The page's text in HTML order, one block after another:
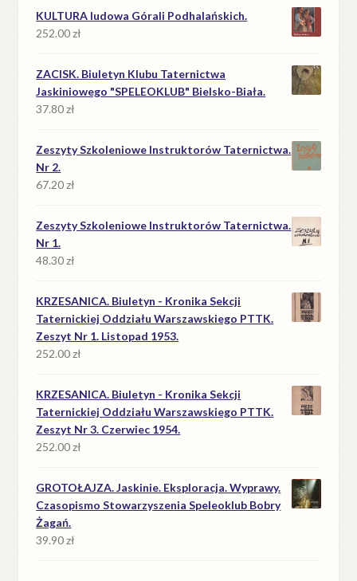
KULTURA ludowa Górali Podhalańskich.
252.00zł
ZACISK. Biuletyn Klubu Taternictwa
Jaskiniowego "SPELEOKLUB" Bielsko-Biała.
37.80zł
Zeszyty Szkoleniowe Instruktorów Taternictwa.
Nr 2.
67.20zł
Zeszyty Szkoleniowe Instruktorów Taternictwa.
Nr 1.
48.30zł
KRZESANICA. Biuletyn - Kronika Sekcji
Taternickiej Oddziału Warszawskiego PTTK.
Zeszyt Nr 1. Listopad 1953.
252.00zł
KRZESANICA. Biuletyn - Kronika Sekcji
Taternickiej Oddziału Warszawskiego PTTK.
Zeszyt Nr 3. Czerwiec 1954.
252.00zł
GROTOŁAJZA. Jaskinie. Eksploracja. Wyprawy.
Czasopismo Stowarzyszenia Speleoklub Bobry
Żagań.
39.90zł